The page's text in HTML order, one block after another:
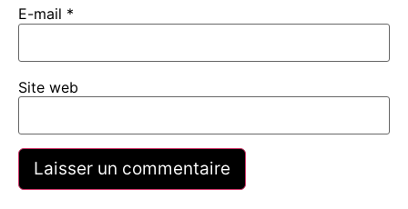
E-mail *
Site web